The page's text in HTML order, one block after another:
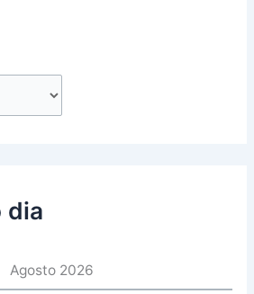
dia
Agosto 2026